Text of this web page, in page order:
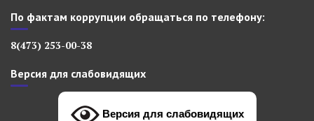
По фактам коррупции обращаться по телефону:
8(473) 253-00-38
Версия для слабовидящих
Версия для слабовидящих